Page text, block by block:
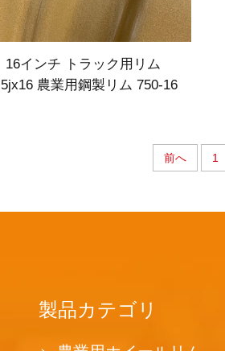
16インチ トラック用リム
農業用鋼製リム 750-16
前へ 1
製品カテゴリ